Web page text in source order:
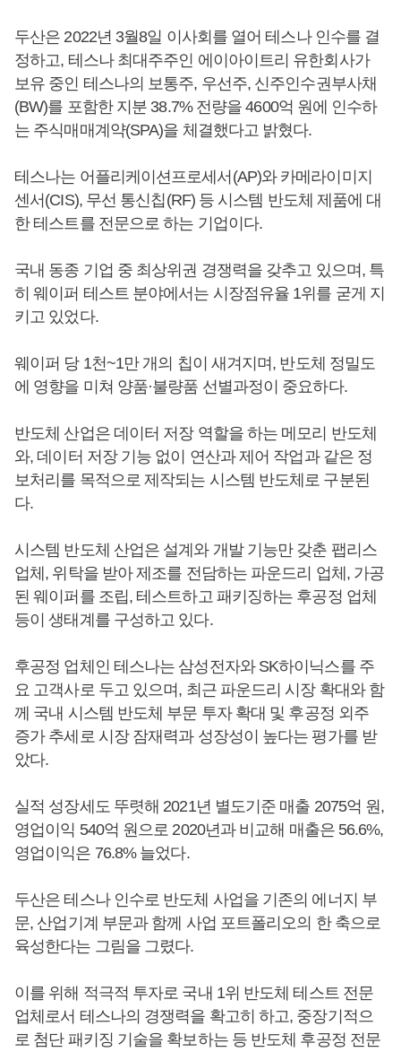
두산은 2022년 3월8일 이사회를 열어 테스나 인수를 결
정하고, 테스나 최대주주인 에이아이트리 유한회사가
보유 중인 테스나의 보통주, 우선주, 신주인수권부사채
(BW)를 포함한 지분 38.7% 전량을 4600억 원에 인수하
는 주식매매계약(SPA)을 체결했다고 밝혔다.
테스나는 어플리케이션프로세서(AP)와 카메라이미지
센서(CIS), 무선 통신칩(RF) 등 시스템 반도체 제품에 대
한 테스트를 전문으로 하는 기업이다.
국내 동종 기업 중 최상위권 경쟁력을 갖추고 있으며, 특
히 웨이퍼 테스트 분야에서는 시장점유율 1위를 굳게 지
키고 있었다.
웨이퍼 당 1천~1만 개의 칩이 새겨지며, 반도체 정밀도
에 영향을 미쳐 양품·불량품 선별과정이 중요하다.
반도체 산업은 데이터 저장 역할을 하는 메모리 반도체
와, 데이터 저장 기능 없이 연산과 제어 작업과 같은 정
보처리를 목적으로 제작되는 시스템 반도체로 구분된
다.
시스템 반도체 산업은 설계와 개발 기능만 갖춘 팹리스
업체, 위탁을 받아 제조를 전담하는 파운드리 업체, 가공
된 웨이퍼를 조립, 테스트하고 패키징하는 후공정 업체
등이 생태계를 구성하고 있다.
후공정 업체인 테스나는 삼성전자와 SK하이닉스를 주
요 고객사로 두고 있으며, 최근 파운드리 시장 확대와 함
께 국내 시스템 반도체 부문 투자 확대 및 후공정 외주
증가 추세로 시장 잠재력과 성장성이 높다는 평가를 받
았다.
실적 성장세도 뚜렷해 2021년 별도기준 매출 2075억 원,
영업이익 540억 원으로 2020년과 비교해 매출은 56.6%,
영업이익은 76.8% 늘었다.
두산은 테스나 인수로 반도체 사업을 기존의 에너지 부
문, 산업기계 부문과 함께 사업 포트폴리오의 한 축으로
육성한다는 그림을 그렸다.
이를 위해 적극적 투자로 국내 1위 반도체 테스트 전문
업체로서 테스나의 경쟁력을 확고히 하고, 중장기적으
로 첨단 패키징 기술을 확보하는 등 반도체 후공정 전문